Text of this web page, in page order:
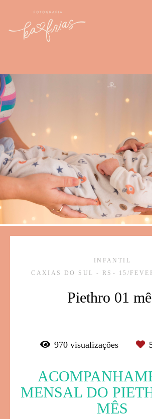
INFANTIL
CAXIAS DO SUL - RS
15/
Piethro 01
970 visualizações
MENSAL DO
MÊS